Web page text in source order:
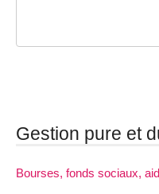
Gestion pure et
Bourses, fonds sociaux,